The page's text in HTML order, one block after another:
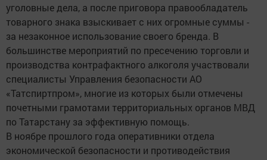
уголовные дела, а после приговора правообладатель
товарного знака взыскивает с них огромные суммы -
за незаконное использование своего бренда. В
большинстве мероприятий по пресечению торговли и
производства контрафактного алкоголя участвовали
специалисты Управления безопасности АО
«Татспиртпром», многие из которых были отмечены
почетными грамотами территориальных органов МВД
по Татарстану за эффективную помощь.
В ноябре прошлого года оперативники отдела
экономической безопасности и противодействия